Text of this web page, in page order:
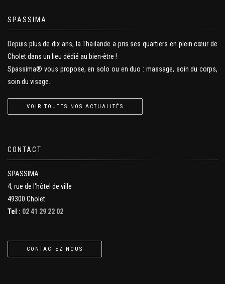
SPASSIMA
Depuis plus de dix ans, la Thaïlande a pris ses quartiers en plein cœur de
Cholet dans un lieu dédié au bien-être !
Spassima® vous propose, en solo ou en duo : massage, soin du corps,
soin du visage…
VOIR TOUTES NOS ACTUALITÉS
CONTACT
SPASSIMA
4, rue de l'hôtel de ville
49300 Cholet
Tel : 02 41 29 22 02
CONTACTEZ-NOUS